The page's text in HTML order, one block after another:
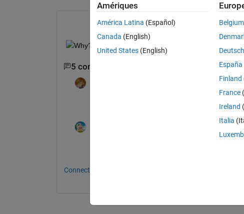
Why?
5 commentaires Afficher 3 commentaires plus
Thanks for the reference!
Connectez-vous pour commenter.
Amériques
América Latina (Español)
Canada (English)
United States (English)
Belgium
España
Finland
France
Ireland
Italia